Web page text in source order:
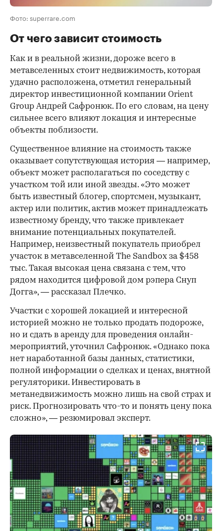
Фото: superrare.com
От чего зависит стоимость
Как и в реальной жизни, дороже всего в
метавселенных стоит недвижимость, которая
удачно расположена, отметил генеральный
директор инвестиционной компании Orient
Group Андрей Сафронюк. По его словам, на цену
сильнее всего влияют локация и интересные
объекты поблизости.
Существенное влияние на стоимость также
оказывает сопутствующая история — например,
объект может располагаться по соседству с
участком той или иной звезды. «Это может
быть известный блогер, спортсмен, музыкант,
актер или политик, актив может принадлежать
известному бренду, что также привлекает
внимание потенциальных покупателей.
Например, неизвестный покупатель приобрел
участок в метавселенной The Sandbox за $458
тыс. Такая высокая цена связана с тем, что
рядом находится цифровой дом рэпера Снуп
Догга», — рассказал Плечко.
Участки с хорошей локацией и интересной
историей можно не только продать подороже,
но и сдать в аренду для проведения онлайн-
мероприятий, уточнил Сафронюк. «Однако пока
нет наработанной базы данных, статистики,
полной информации о сделках и ценах, внятной
регуляторики. Инвестировать в
метанедвижимость можно лишь на свой страх и
риск. Прогнозировать что-то и понять цену пока
сложно», — резюмировал эксперт.